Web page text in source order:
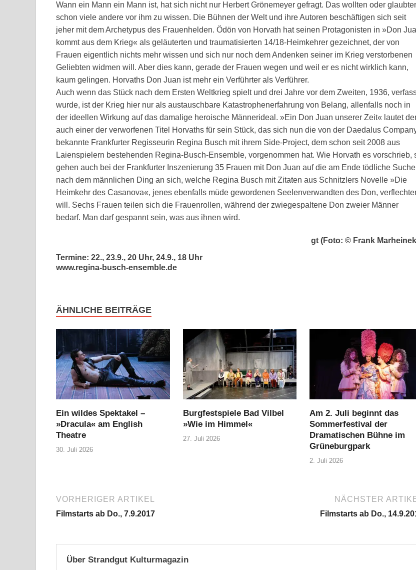
Wann ein Mann ein Mann ist, hat sich nicht nur Herbert Grönemeyer gefragt. Das wollten oder
schon viele andere vor ihm zu wissen. Die Bühnen der Welt und ihre Autoren beschäftigen sich seit
jeher mit dem Archetypus des Frauenhelden. Ödön von Horvath hat seinen Protagonisten in »Don
kommt aus dem Krieg« als geläuterten und traumatisierten 14/18-Heimkehrer gezeichnet, der von
Frauen eigentlich nichts mehr wissen und sich nur noch dem Andenken seiner im Krieg verstorbenen
Geliebten widmen will. Aber dies kann, gerade der Frauen wegen und weil er es nicht wirklich kann,
kaum gelingen. Horvaths Don Juan ist mehr ein Verführter als Verführer.
Auch wenn das Stück nach dem Ersten Weltkrieg spielt und drei Jahre vor dem Zweiten, 1936,
wurde, ist der Krieg hier nur als austauschbare Katastrophenerfahrung von Belang, allenfalls noch in
der ideellen Wirkung auf das damalige heroische Männerideal. »Ein Don Juan unserer Zeit« lautet
auch einer der verworfenen Titel Horvaths für sein Stück, das sich nun die von der Daedalus
bekannte Frankfurter Regisseurin Regina Busch mit ihrem Side-Project, dem schon seit 2008 aus
Laienspielern bestehenden Regina-Busch-Ensemble, vorgenommen hat. Wie Horvath es vorschrieb,
gehen auch bei der Frankfurter Inszenierung 35 Frauen mit Don Juan auf die am Ende tödliche Suche
nach dem männlichen Ding an sich, welche Regina Busch mit Zitaten aus Schnitzlers Novelle »Die
Heimkehr des Casanova«, jenes ebenfalls müde gewordenen Seelenverwandten des Don,
will. Sechs Frauen teilen sich die Frauenrollen, während der zwiegespaltene Don zweier Männer
bedarf. Man darf gespannt sein, was aus ihnen wird.
gt (Foto: © Frank
Termine: 22., 23.9., 20 Uhr, 24.9., 18 Uhr
www.regina-busch-ensemble.de
ÄHNLICHE BEITRÄGE
Ein wildes Spektakel –
»Dracula« am English
Theatre
30. Juli 2026
Burgfestspiele Bad Vilbel
»Wie im Himmel«
27. Juli 2026
Am 2. Juli beginnt das
Sommerfestival der
Dramatischen Bühne im
Grüneburgpark
2. Juli 2026
VORHERIGER ARTIKEL
Filmstarts ab Do., 7.9.2017
NÄCHSTER
Filmstarts ab Do.,
Über Strandgut Kulturmagazin